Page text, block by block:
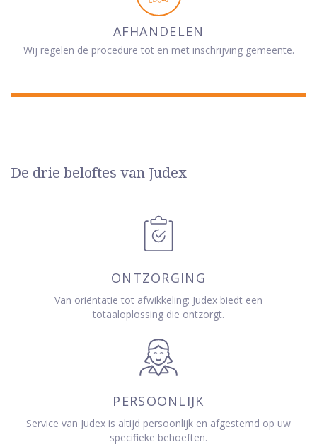
AFHANDELEN
Wij regelen de procedure tot en met inschrijving gemeente.
De drie beloftes van Judex
ONTZORGING
Van oriëntatie tot afwikkeling: Judex biedt een
totaaloplossing die ontzorgt.
PERSOONLIJK
Service van Judex is altijd persoonlijk en afgestemd op uw
specifieke behoeften.